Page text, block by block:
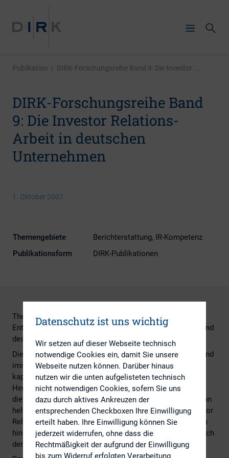
Publikation | DIRK-Forschungsreihe Band 9: Die Investor ...
DIRK-Forschungsreihe Band
9: Die Investor Relations-
Arbeit in deutschen
Unternehmen
1. Oktober 2007
Themengebiete
Berichterstattung, IR-Kompetenz
Publikationsform
DIRK-Publikationen
Theoretische und empirische Befunde zu Bestand und
Entwicklung der IR-Arbeit der Unternehmen des DAX 30 und
des MDAX
Die zunehmenden Informationsbedürfnisse der Anleger und
immer engmaschigere rechtliche Vorgaben stellen die
kapitalmarktorientierten Unternehmen vor enorme
Herausforderungen. Gute Investor Relations-Arbeit, durch
die das Vertrauen des Finanzmarktes gewonnen wird, kann
helfen, in dieser Konkurrenz zu bestehen. Moderne Investor
Relations geht über die bloße Kommunikation von Fakten
hinaus, sie reduziert Skepsis und schafft Transparenz durch
den Aufbau einer direkten Beziehung zum Investor.
Datenschutz ist uns wichtig
Wir setzen auf dieser Webseite technisch
notwendige Cookies ein, damit Sie unsere
Webseite nutzen können. Darüber hinaus
nutzen wir die unten aufgelisteten technisch
nicht notwendigen Cookies, sofern Sie uns
dazu durch aktives Ankreuzen der
entsprechenden Checkboxen Ihre Einwilligung
erteilt haben. Ihre Einwilligung können Sie
jederzeit widerrufen, ohne dass die
Rechtmäßigkeit der aufgrund der Einwilligung
bis zum Widerruf erfolgten Verarbeitung